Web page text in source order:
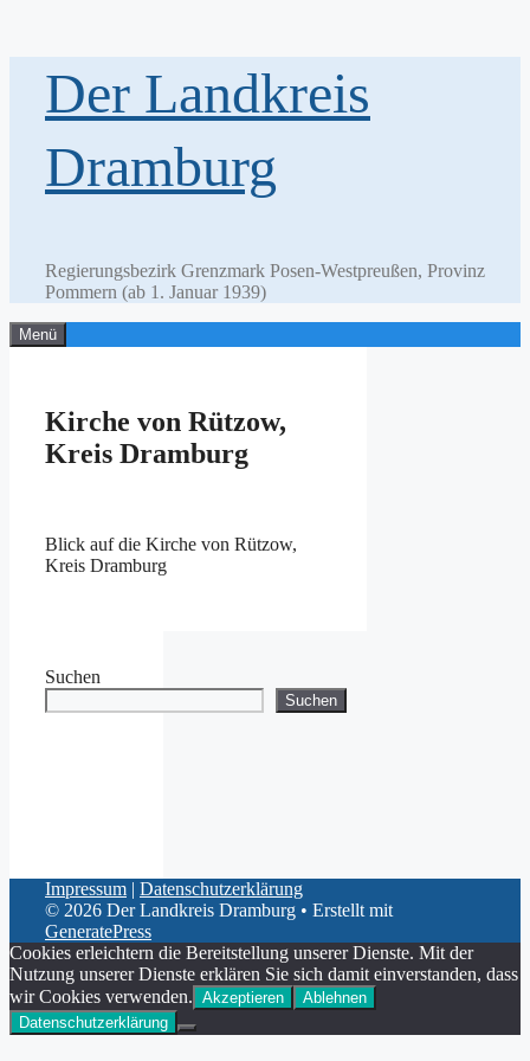
springenDer Landkreis
Dramburg
Regierungsbezirk Grenzmark Posen-Westpreußen, Provinz
Pommern (ab 1. Januar 1939)
Menü
Kirche von Rützow,
Kreis Dramburg
Blick auf die Kirche von Rützow,
Kreis Dramburg
Suchen
Suchen
Impressum | Datenschutzerklärung
© 2026 Der Landkreis Dramburg • Erstellt mit
GeneratePress
Cookies erleichtern die Bereitstellung unserer Dienste. Mit der
Nutzung unserer Dienste erklären Sie sich damit einverstanden, dass
wir Cookies verwenden. Akzeptieren
Ablehnen
Datenschutzerklärung